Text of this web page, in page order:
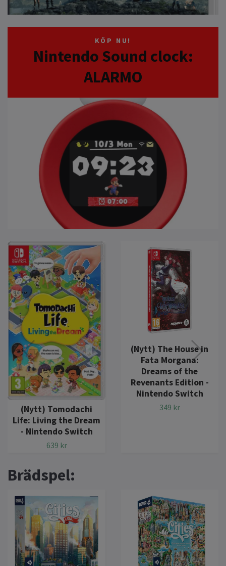
KÖP NU!
Nintendo Sound clock:
ALARMO
(Nytt) Tomodachi
Life: Living the Dream
- Nintendo Switch
639 kr
(Nytt) The House in
Fata Morgana:
Dreams of the
Revenants Edition -
Nintendo Switch
349 kr
Brädspel: